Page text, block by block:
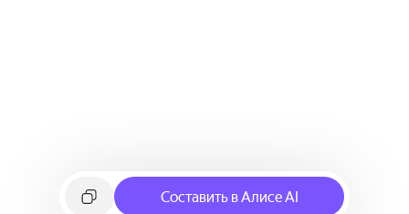
Составить в Алисе AI